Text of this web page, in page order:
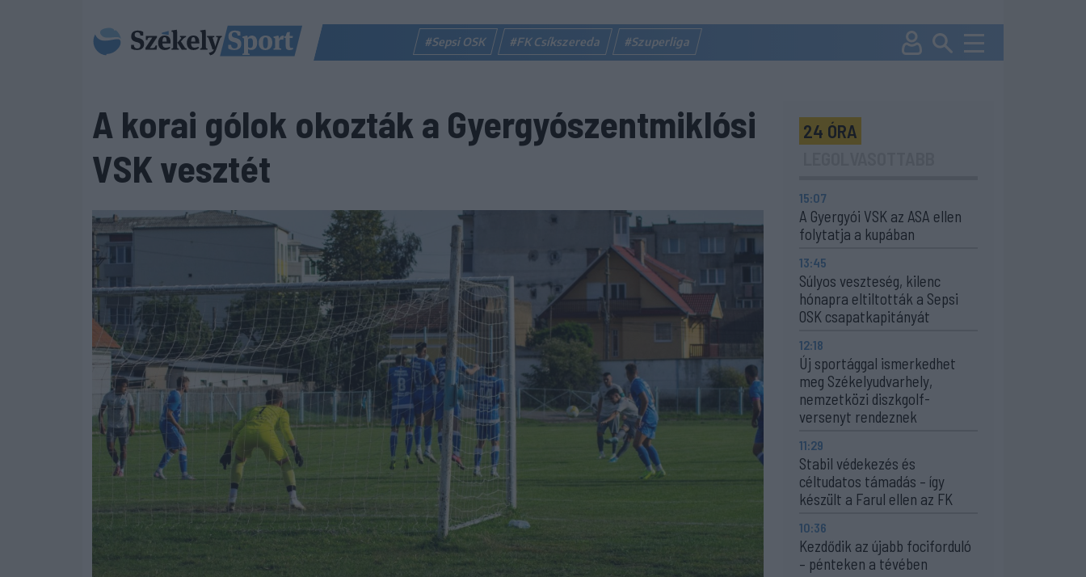
#Sepsi OSK #FK Csíkszereda #Szuperliga
A korai gólok okozták a Gyergyószentmiklósi
VSK vesztét
24 ÓRA
15:07
A Gyergyói VSK az ASA ellen
folytatja a kupában
13:45
Súlyos veszteség, kilenc
hónapra eltiltották a Sepsi
OSK csapatkapitányát
12:18
Új sportággal ismerkedhet
meg Székelyudvarhely,
nemzetközi diszkgolf-
versenyt rendeznek
11:29
Stabil védekezés és
céltudatos támadás – így
készült a Farul ellen az FK
10:36
Kezdődik az újabb fociforduló
– pénteken a tévében